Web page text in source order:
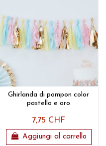
Ghirlanda di pompon color
pastello e oro
7,75 CHF
Aggiungi al carrello